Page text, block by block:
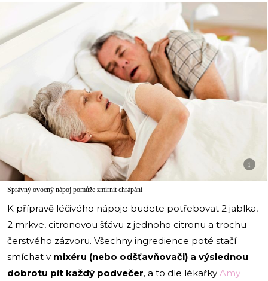
i
Správný ovocný nápoj pomůže zmírnit chrápání
K přípravě léčivého nápoje budete potřebovat 2 jablka,
2 mrkve, citronovou šťávu z jednoho citronu a trochu
čerstvého zázvoru. Všechny ingredience poté stačí
smíchat v mixéru (nebo odšťavňovači) a výslednou
dobrotu pít každý podvečer, a to dle lékařky Amy